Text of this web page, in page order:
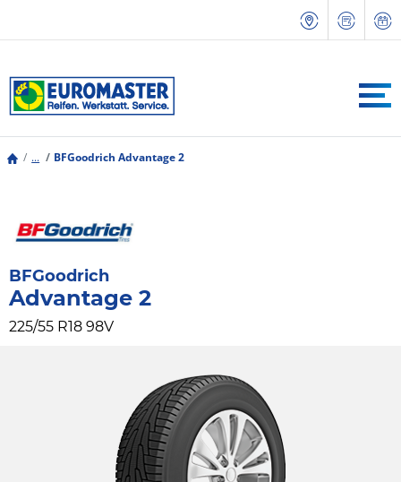
... BFGoodrich Advantage 2
BFGoodrich
Advantage 2
225/55 R18 98V